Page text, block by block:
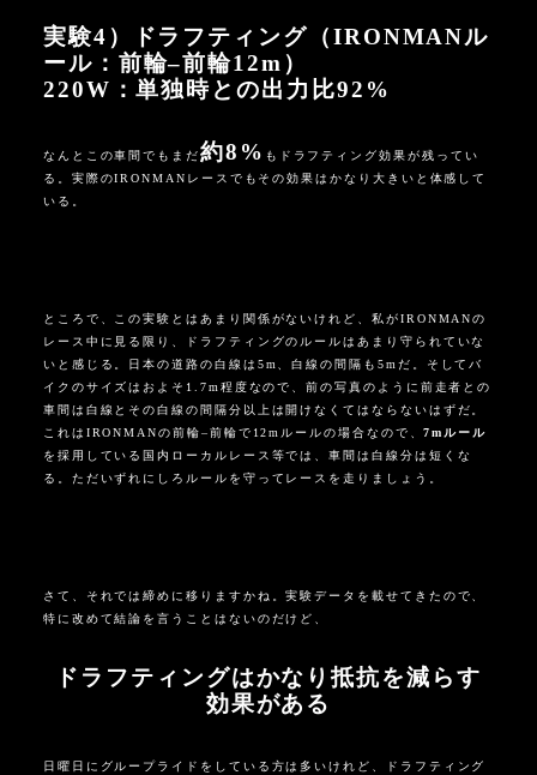
実験4 ）ドラフティング（IRONMANル
ール：前輪–前輪12m ）
220W：単独時との出力比92%
なんとこの車間でもまだ約8 % もドラフティング効果が残ってい
る。実際のIRONMAN レースでもその効果はかなり大きいと体感して
いる。
ところで、この実験とはあまり関係がないけれど、私がIRONMANの
レース中に見る限り、ドラフティングのルールはあまり守られていな
いと感じる。日本の道路の白線は 5m 、白線の間隔も 5m だ。そしてバ
イクのサイズはおよそ 1.7m 程度なので、前の写真のように前走者との
車間は白線とその白線の間隔分以上は開けなくてはならないはずだ。
これは IRONMANの前輪–前輪で 12m ルールの場合なので、7m ルール
を採用している国内ローカルレース等では、車間は白線分は短くな
る。ただいずれにしろルールを守ってレースを走りましょう。
さて、それでは締めに移りますかね。実験データを載せてきたので、
特に改めて結論を言うことはないのだけど、
ドラフティングはかなり抵抗を減らす
効果がある
日曜日にグループライドをしている方は多いけれど、ドラフティング